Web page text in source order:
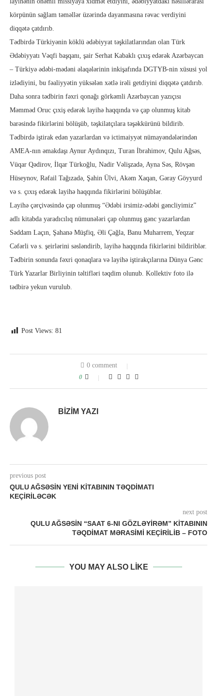
körpünün sağlam təməllər üzərində dayanmasına rəvac verdiyini
diqqətə çatdırıb.
Tədbirdə Türkiyənin köklü ədəbiyyat təşkilatlarından olan Türk
Ədəbiyyatı Vəqfi başqanı, şair Serhat Kabaklı çıxış edərək Azərbaycan
– Türkiyə ədəbi-mədəni əlaqələrinin inkişafında DGTYB-nin xüsusi yol
izlədiyini, bu fəaliyyətin yüksələn xətlə irəli getdiyini diqqətə çatdırıb.
Daha sonra tədbirin fəxri qonağı görkəmli Azərbaycan yazıçısı
Məmməd Oruc çıxiş edərək layihə haqqında və çap olunmuş kitab
barəsində fikirlərini bölüşüb, təşkilatçılara təşəkkürünü bildirib.
Tədbirdə iştirak edən yazarlardan və ictimaiyyət nümayəndələrindən
AMEA-nın əmakdaşı Aynur Aydınqızı, Turan İbrahimov, Qulu Ağsəs,
Vüqar Qədirov, İlqar Türkoğlu, Nadir Vəlişzadə, Ayna Səs, Rövşən
Hüseynov, Rəfail Tağızadə, Şahin Ülvi, Akəm Xaqan, Gəray Göyyurd
və s. çıxış edərək layihə haqqında fikirlərini bölüşüblər.
Layihə çərçivəsində çap olunmuş “Ədəbi irsimiz-ədəbi gəncliyimiz”
adlı kitabda yaradıcılıq nümunələri çap olunmuş gənc yazarlardan
Səddam Laçın, Şahanə Müşfiq, Əli Çağla, Banu Muharrem, Yeqzar
Cəfərli və s. şeirlərini səsləndirib, layihə haqqında fikirlərini bildiriblər.
Tədbirin sonunda fəxri qonaqlara və layihə iştirakçılarına Dünya Gənc
Türk Yazarlar Birliyinin təltifləri təqdim olunub. Kollektiv foto ilə
tədbirə yekun vurulub.
Post Views: 81
0 comment
0
BIZIM YAZI
previous post
QULU AĞSƏSIN YENI KITABININ TƏQDIMATI
KEÇIRILƏCƏK
next post
QULU AĞSƏSIN “SAAT 6-NI GÖZLƏYIRƏM” KITABININ
TƏQDIMAT MƏRASIMI KEÇIRILIB – FOTO
YOU MAY ALSO LIKE